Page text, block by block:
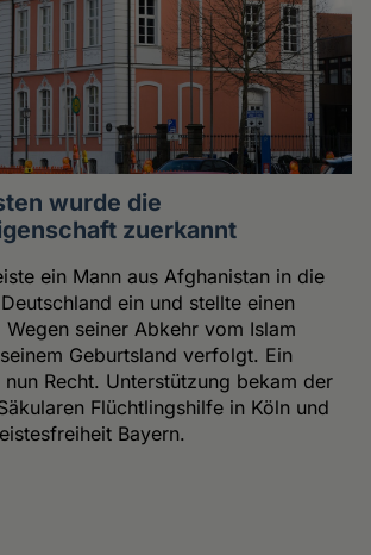
wurde die
zuerkannt
ein Mann aus Afghanistan in die
ein und stellte einen
seiner Abkehr vom Islam
Geburtsland verfolgt. Ein
Recht. Unterstützung bekam der
Flüchtlingshilfe in Köln und
Bayern.